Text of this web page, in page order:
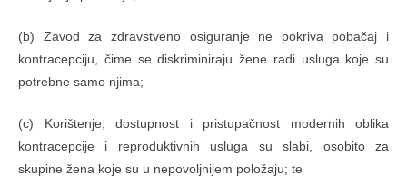
(b) Zavod za zdravstveno osiguranje ne pokriva pobačaj i
kontracepciju, čime se diskriminiraju žene radi usluga koje su
potrebne samo njima;
(c) Korištenje, dostupnost i pristupačnost modernih oblika
kontracepcije i reproduktivnih usluga su slabi, osobito za
skupine žena koje su u nepovoljnijem položaju; te